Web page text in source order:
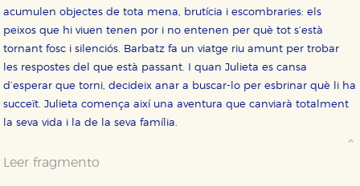
acumulen objectes de tota mena, brutícia i escombraries: els
peixos que hi viuen tenen por i no entenen per què tot s’està
tornant fosc i silenciós. Barbatz fa un viatge riu amunt per trobar
les respostes del que està passant. I quan Julieta es cansa
d’esperar que torni, decideix anar a buscar-lo per esbrinar què li ha
succeït. Julieta comença així una aventura que canviarà totalment
la seva vida i la de la seva família.
Leer fragmento
CONFIGURACIÓN DE COOKIES
HABILITAR TODO RECHAZAR TODO
Cookies necesarias
web funcione y no es posible deshabilitarlas desde
nuestro sistema. Es posible hacerlo desde el